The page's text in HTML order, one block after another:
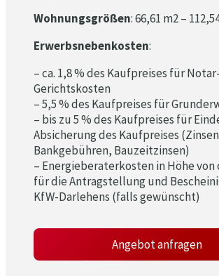
Wohnungsgrößen: 66,61 m2 –
Erwerbsnebenkosten:
– ca. 1,8 % des Kaufpreises für
Gerichtskosten
– 5,5 % des Kaufpreises für
– bis zu 5 % des Kaufpreises für
Absicherung des Kaufpreises
Bankgebühren, Bauzeitzinsen)
– Energieberaterkosten in Höhe von
für die Antragstellung und
KfW-Darlehens (falls gewünscht)
Angebot anfragen